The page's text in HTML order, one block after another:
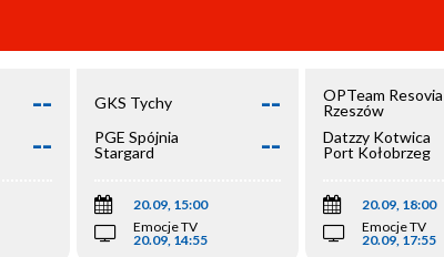
--
--
GKS Tychy --
PGE Spójnia
Stargard
--
20.09, 15:00
Emocje TV
20.09, 14:55
OPTeam Resovia
Rzeszów
Datzzy Kotwica
Port Kołobrzeg
20.09, 18:00
Emocje TV
20.09, 17:55